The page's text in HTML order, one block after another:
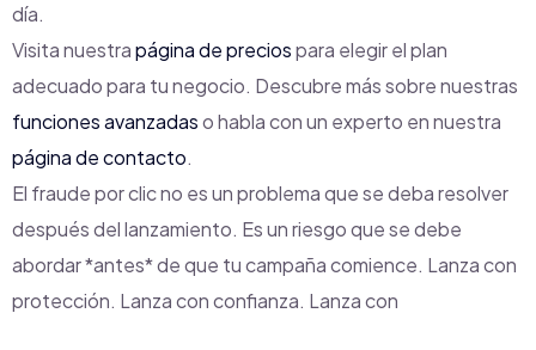
día.
Visita nuestrapágina de preciospara elegir el plan
adecuado para tu negocio. Descubre más sobre nuestras
funciones avanzadaso habla con un experto en nuestra
página de contacto.
El fraude por clic no es un problema que se deba resolver
después del lanzamiento. Es un riesgo que se debe
abordar *antes* de que tu campaña comience. Lanza con
protección. Lanza con confianza. Lanza con